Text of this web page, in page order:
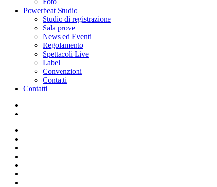
Foto
Powerbeat Studio
Studio di registrazione
Sala prove
News ed Eventi
Regolamento
Spettacoli Live
Label
Convenzioni
Contatti
Contatti